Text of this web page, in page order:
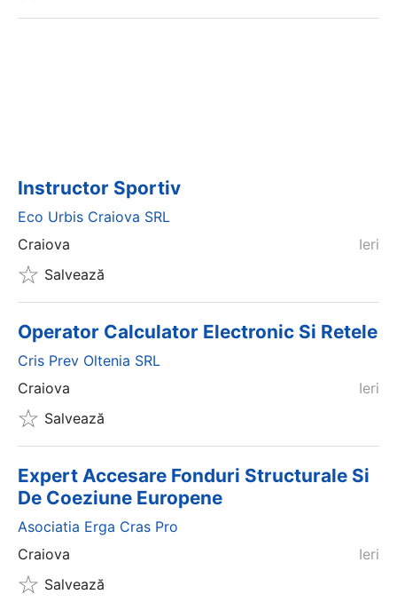
Instructor Sportiv
Eco Urbis Craiova SRL
Ieri
Craiova
Salvează
Operator Calculator Electronic Si Retele
Cris Prev Oltenia SRL
Ieri
Craiova
Salvează
Expert Accesare Fonduri Structurale Si
De Coeziune Europene
Asociatia Erga Cras Pro
Ieri
Craiova
Salvează